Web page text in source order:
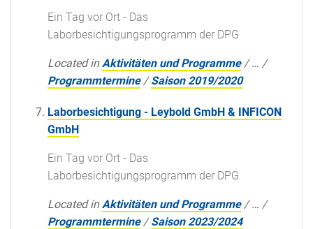
Ein Tag vor Ort - Das
Laborbesichtigungsprogramm der DPG
Located in Aktivitäten und Programme /… /
Programmtermine /Saison 2019/2020
Laborbesichtigung - Leybold GmbH & INFICON
GmbH
Ein Tag vor Ort - Das
Laborbesichtigungsprogramm der DPG
Located in Aktivitäten und Programme /… /
Programmtermine /Saison 2023/2024